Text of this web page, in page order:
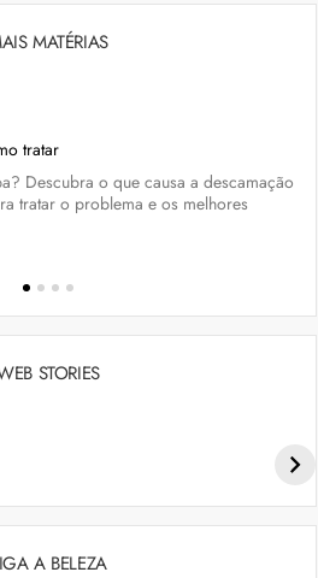
MATÉRIAS
tratar
Descubra o que causa a descamação
tratar o problema e os melhores
STORIES
A BELEZA